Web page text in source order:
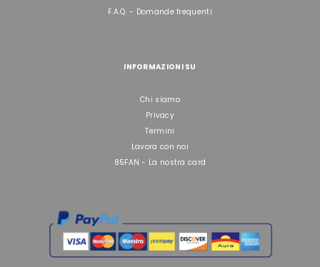
F.A.Q. - Domande frequenti
INFORMAZIONI SU
Chi siamo
Privacy
Termini
Lavora con noi
85FAN - La nostra card